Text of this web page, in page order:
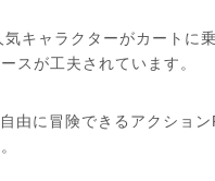
キャラクターがカートに
スが工夫されています。
由に冒険できるアクショ